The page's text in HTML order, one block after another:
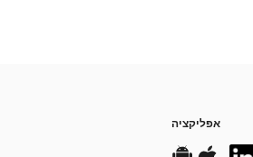
אפליקציה